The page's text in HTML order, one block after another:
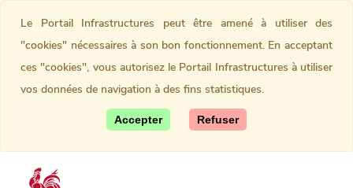
Le Portail Infrastructures peut être amené à utiliser des
"cookies" nécessaires à son bon fonctionnement. En acceptant
ces "cookies", vous autorisez le Portail Infrastructures à utiliser
vos données de navigation à des fins statistiques.
Accepter Refuser